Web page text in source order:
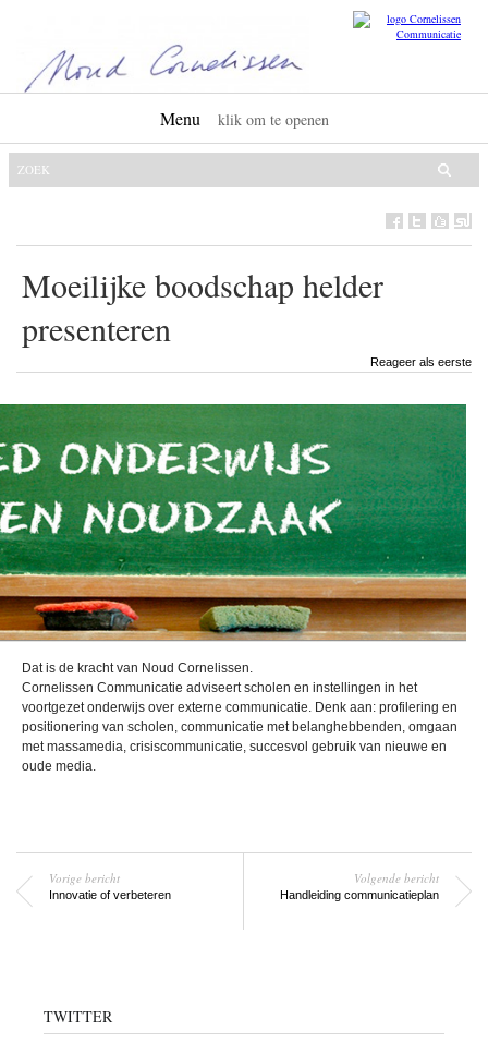
Menu klik om te openen
Moeilijke boodschap helder
presenteren
Reageer als eerste
Dat is de kracht van Noud Cornelissen.
Cornelissen Communicatie adviseert scholen en instellingen in het
voortgezet onderwijs over externe communicatie. Denk aan: profilering en
positionering van scholen, communicatie met belanghebbenden, omgaan
met massamedia, crisiscommunicatie, succesvol gebruik van nieuwe en
oude media.
Vorige bericht
Innovatie of verbeteren
Volgende bericht
Handleiding communicatieplan
TWITTER